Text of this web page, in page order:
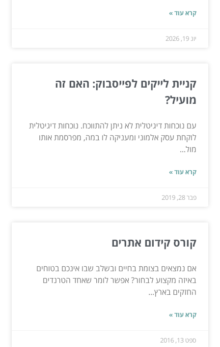
קרא עוד »
יונ 19, 2026
קניית לייקים לפייסבוק: האם זה
מועיל?
עם נוכחות דיגיטלית לא ניתן להתווכח. נוכחות דיגיטלית
לוקחת עסק אלמוני ומעניקה לו במה, מפרסמת אותו
מול...
קרא עוד »
פבר 28, 2019
קורס קידום אתרים
אם נמצאים בצומת בחיים ובשלב שבו אינכם בטוחים
באיזה מקצוע לבחור? אפשר לומר שאחד הטרנדים
החזקים בארץ...
קרא עוד »
ספט 13, 2016